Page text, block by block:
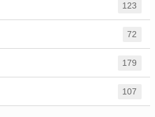
123
72
179
107